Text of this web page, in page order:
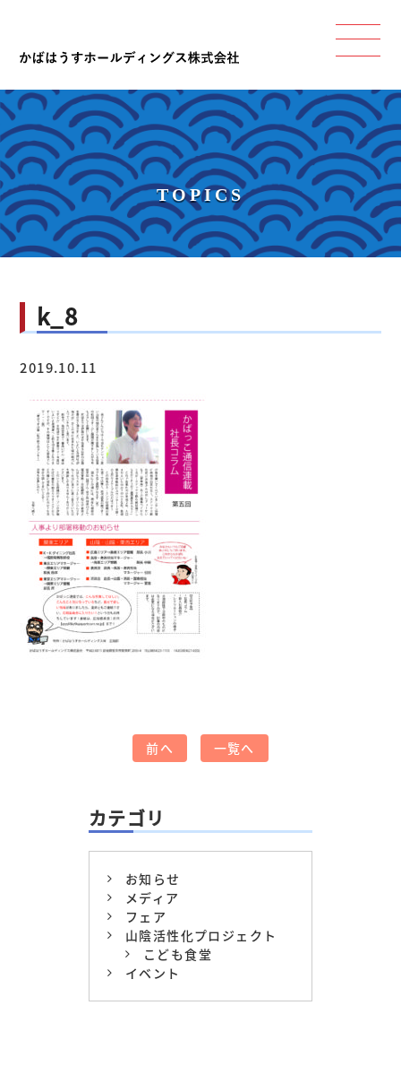
TOPICS
k_8
2019.10.11
前へ 一覧へ
カテゴリ
お知らせ
メディア
フェア
山陰活性化プロジェクト
こども食堂
イベント